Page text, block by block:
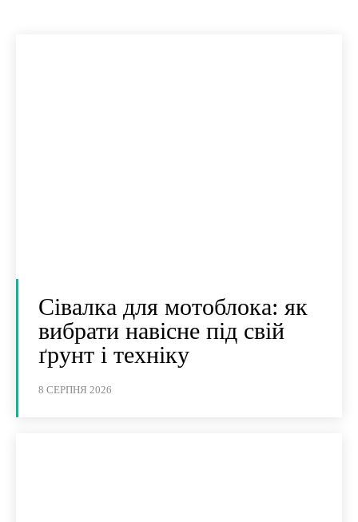
Сівалка для мотоблока: як
вибрати навісне під свій
ґрунт і техніку
8 СЕРПНЯ 2026